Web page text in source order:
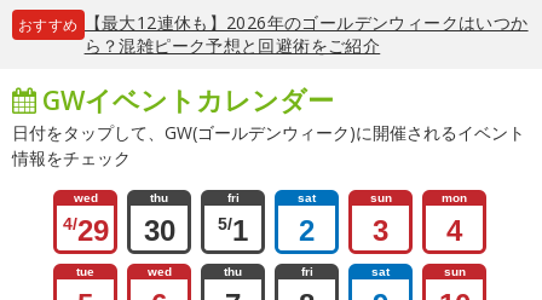
おすすめ
【最大12連休も】2026年のゴールデンウィークはいつか
ら？混雑ピーク予想と回避術をご紹介
GWイベントカレンダー
日付をタップして、GW(ゴールデンウィーク)に開催されるイベント
情報をチェック
wed
4/29
thu
30
fri
5/1
sat
2
sun
3
mon
4
tue wed thu fri sat sun